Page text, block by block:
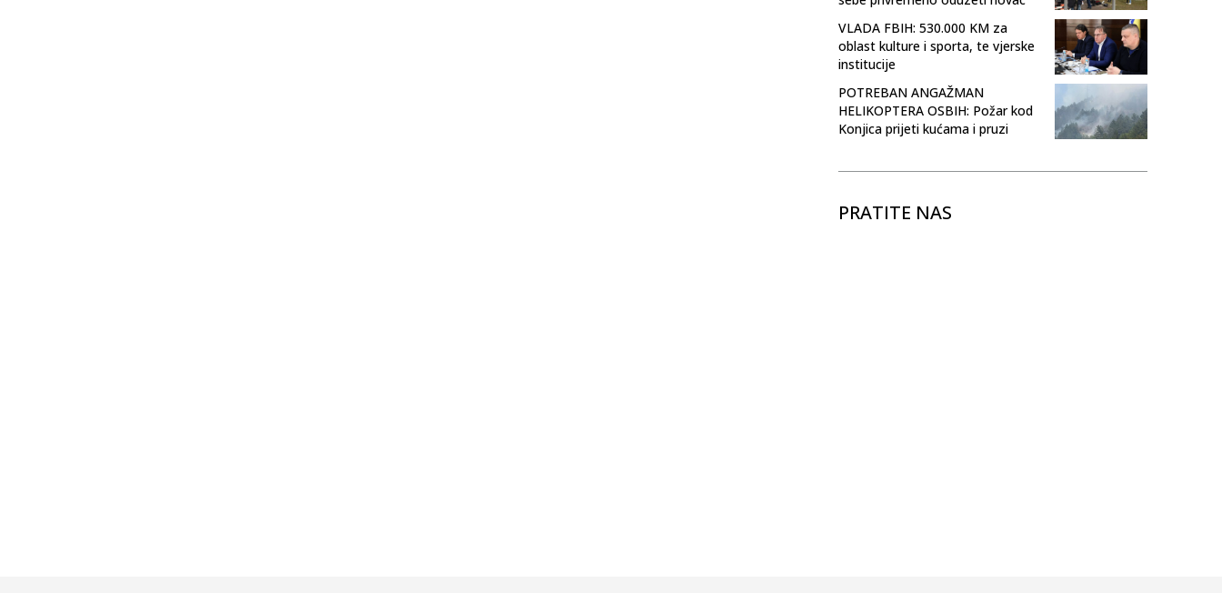
VLADA FBIH: 530.000 KM za
oblast kulture i sporta, te vjerske
institucije
POTREBAN ANGAŽMAN
HELIKOPTERA OSBIH: Požar kod
Konjica prijeti kućama i pruzi
PRATITE NAS